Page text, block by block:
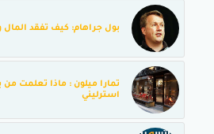
بول جراهام: كيف تفقد المال
تمارا ميلون : ماذا تعلمت
استرليني